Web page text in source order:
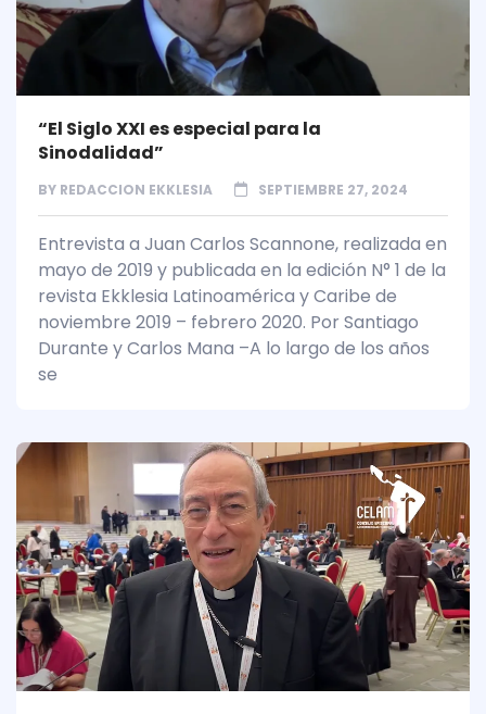
“El Siglo XXI es especial para la
Sinodalidad”
BY REDACCION EKKLESIA SEPTIEMBRE 27, 2024
Entrevista a Juan Carlos Scannone, realizada en
mayo de 2019 y publicada en la edición N° 1 de la
revista Ekklesia Latinoamérica y Caribe de
noviembre 2019 – febrero 2020. Por Santiago
Durante y Carlos Mana –A lo largo de los años
se